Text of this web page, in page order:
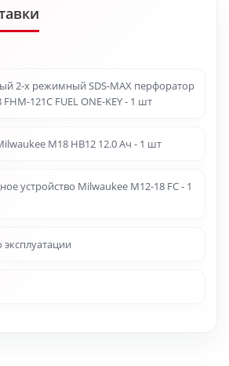
2-х режимный SDS-MAX перфоратор
121C FUEL ONE-KEY - 1 шт
M18 HB12 12.0 Ач - 1 шт
устройство Milwaukee M12-18 FC - 1